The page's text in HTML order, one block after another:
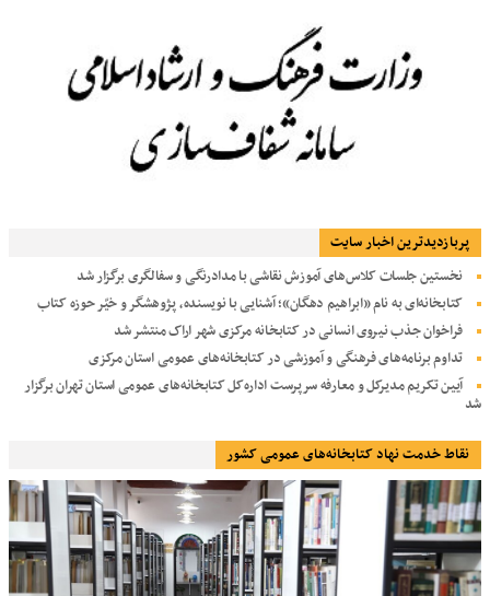
پربازديدترين اخبار سایت
نخستین جلسات کلاس‌های آموزش نقاشی با مدادرنگی و سفالگری برگزار شد
کتابخانه‌ای به نام «ابراهیم دهگان»؛ آشنایی با نویسنده، پژوهشگر و خیّر حوزه کتاب
فراخوان جذب نیروی انسانی در کتابخانه مرکزی شهر اراک منتشر شد
تداوم برنامه‌های فرهنگی و آموزشی در کتابخانه‌های عمومی استان مرکزی
آیین تکریم مدیرکل و معارفه سرپرست اداره‌کل کتابخانه‌های عمومی استان تهران برگزار
شد
نقاط خدمت نهاد کتابخانه‌های عمومی کشور